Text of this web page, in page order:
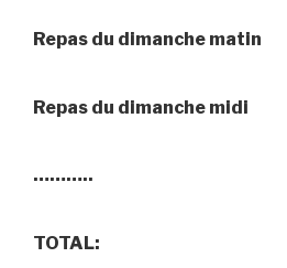
Repas du dimanche
Repas du dimanche
………..
TOTAL: